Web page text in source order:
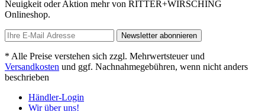
Neuigkeit oder Aktion mehr von RITTER+WIRSCHING
Onlineshop.
Newsletter abonnieren
* Alle Preise verstehen sich zzgl. Mehrwertsteuer und
Versandkosten und ggf. Nachnahmegebühren, wenn nicht anders
beschrieben
Händler-Login
Wir über uns!